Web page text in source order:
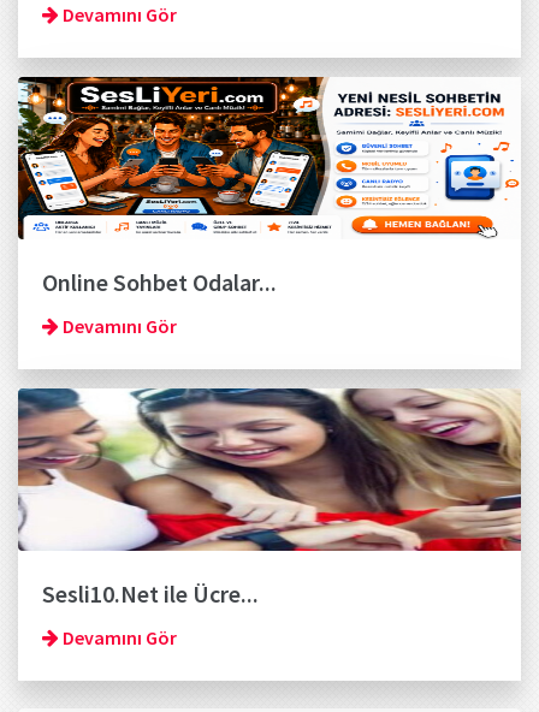
Devamını Gör
Online Sohbet Odalar...
Devamını Gör
Sesli10.Net ile Ücre...
Devamını Gör